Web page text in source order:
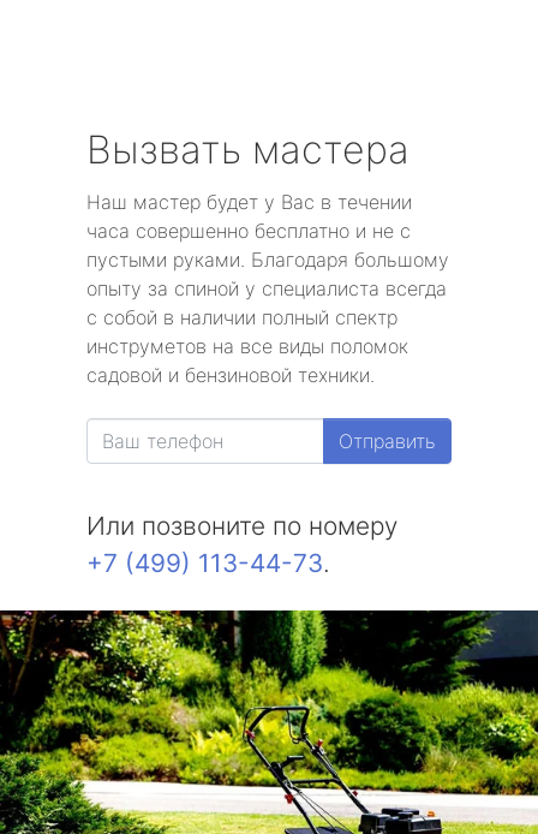
Вызвать мастера
Наш мастер будет у Вас в течении
часа совершенно бесплатно и не с
пустыми руками. Благодаря большому
опыту за спиной у специалиста всегда
с собой в наличии полный спектр
инструметов на все виды поломок
садовой и бензиновой техники.
Отправить
Или позвоните по номеру
+7 (499) 113-44-73.